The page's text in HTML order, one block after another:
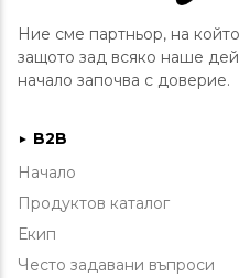
Ние сме партньор, на
защото зад всяко наше
начало започва с доверие.
► B2B
Начало
Продуктов каталог
Екип
Често задавани въпроси